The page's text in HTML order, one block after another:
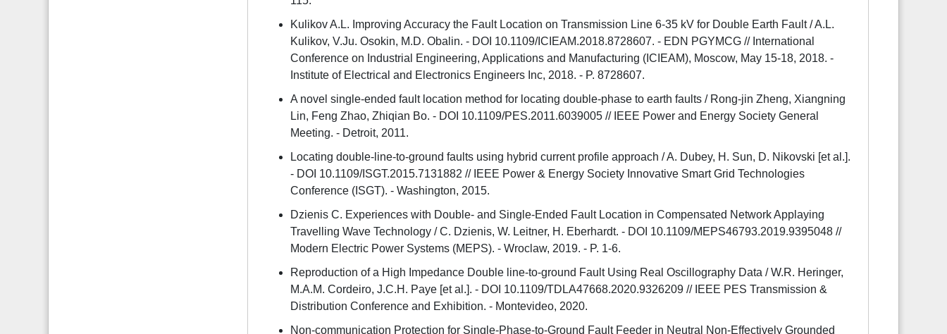
Kulikov A.L. Improving Accuracy the Fault Location on Transmission Line 6-35 kV for Double Earth Fault / A.L.
Kulikov, V.Ju. Osokin, M.D. Obalin. - DOI 10.1109/ICIEAM.2018.8728607. - EDN PGYMCG // International
Conference on Industrial Engineering, Applications and Manufacturing (ICIEAM), Moscow, May 15-18, 2018. -
Institute of Electrical and Electronics Engineers Inc, 2018. - P. 8728607.
A novel single-ended fault location method for locating double-phase to earth faults / Rong-jin Zheng, Xiangning
Lin, Feng Zhao, Zhiqian Bo. - DOI 10.1109/PES.2011.6039005 // IEEE Power and Energy Society General
Meeting. - Detroit, 2011.
Locating double-line-to-ground faults using hybrid current profile approach / A. Dubey, H. Sun, D. Nikovski [et al.].
- DOI 10.1109/ISGT.2015.7131882 // IEEE Power & Energy Society Innovative Smart Grid Technologies
Conference (ISGT). - Washington, 2015.
Dzienis C. Experiences with Double- and Single-Ended Fault Location in Compensated Network Applaying
Travelling Wave Technology / C. Dzienis, W. Leitner, H. Eberhardt. - DOI 10.1109/MEPS46793.2019.9395048 //
Modern Electric Power Systems (MEPS). - Wroclaw, 2019. - P. 1-6.
Reproduction of a High Impedance Double line-to-ground Fault Using Real Oscillography Data / W.R. Heringer,
M.A.M. Cordeiro, J.C.H. Paye [et al.]. - DOI 10.1109/TDLA47668.2020.9326209 // IEEE PES Transmission &
Distribution Conference and Exhibition. - Montevideo, 2020.
Non-communication Protection for Single-Phase-to-Ground Fault Feeder in Neutral Non-Effectively Grounded